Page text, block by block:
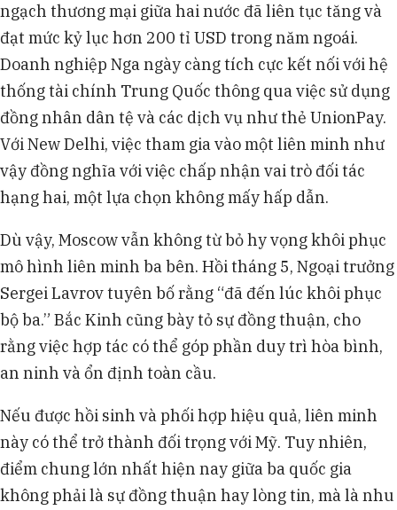
ngạch thương mại giữa hai nước đã liên tục tăng và
đạt mức kỷ lục hơn 200 tỉ USD trong năm ngoái.
Doanh nghiệp Nga ngày càng tích cực kết nối với hệ
thống tài chính Trung Quốc thông qua việc sử dụng
đồng nhân dân tệ và các dịch vụ như thẻ UnionPay.
Với New Delhi, việc tham gia vào một liên minh như
vậy đồng nghĩa với việc chấp nhận vai trò đối tác
hạng hai, một lựa chọn không mấy hấp dẫn.
Dù vậy, Moscow vẫn không từ bỏ hy vọng khôi phục
mô hình liên minh ba bên. Hồi tháng 5, Ngoại trưởng
Sergei Lavrov tuyên bố rằng “đã đến lúc khôi phục
bộ ba.” Bắc Kinh cũng bày tỏ sự đồng thuận, cho
rằng việc hợp tác có thể góp phần duy trì hòa bình,
an ninh và ổn định toàn cầu.
Nếu được hồi sinh và phối hợp hiệu quả, liên minh
này có thể trở thành đối trọng với Mỹ. Tuy nhiên,
điểm chung lớn nhất hiện nay giữa ba quốc gia
không phải là sự đồng thuận hay lòng tin, mà là nhu